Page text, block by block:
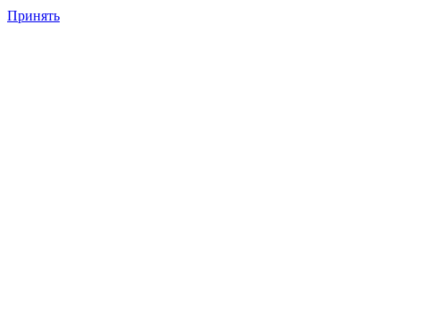
Принять